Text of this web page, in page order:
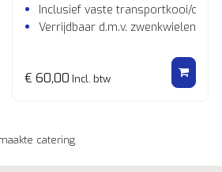
Inclusief vaste transportkooi/
Verrijdbaar d.m.v. zwenkwielen
€ 60,00 Incl. btw
catering